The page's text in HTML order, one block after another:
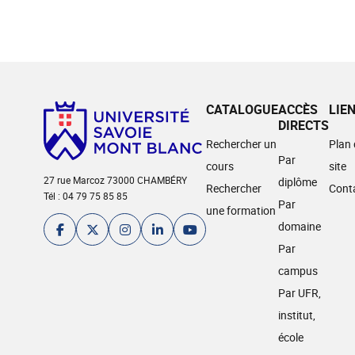
27 rue Marcoz 73000 CHAMBÉRY
Tél : 04 79 75 85 85
CATALOGUE
Rechercher un
cours
Rechercher
une formation
ACCÈS
DIRECTS
Par
diplôme
Par
domaine
Par
campus
Par UFR,
institut,
école
Plan
site